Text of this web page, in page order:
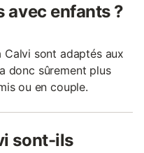
avec enfants ?
Calvi sont adaptés aux
donc sûrement plus
ou en couple.
sont-ils